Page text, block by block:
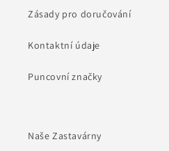
Zásady pro doručování
Kontaktní údaje
Puncovní značky
Naše Zastavárny